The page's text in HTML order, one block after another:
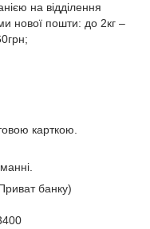
на відділення
нової пошти: до 2кг –
карткою.
банку)